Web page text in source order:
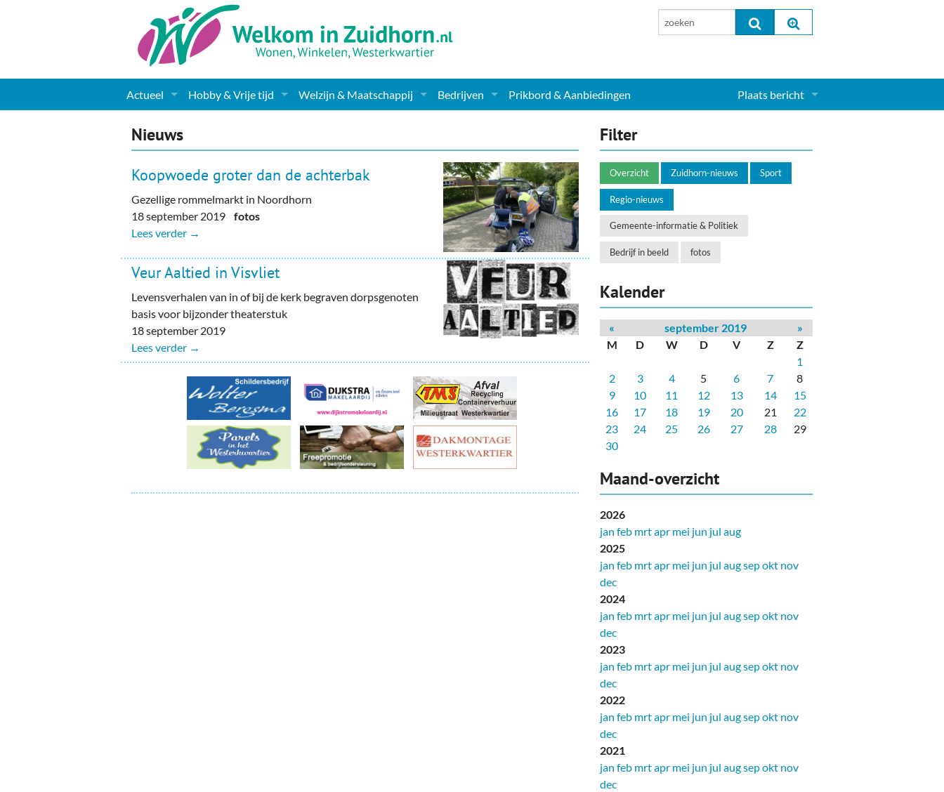
Actueel
Nieuws
Woningaanbod
Columns & Redactioneel
Hobby & Vrije tijd
Muziek
Welzijn & Maatschappij Bedrijven
Verzorging
Dieren & Tuin
Horeca & Uitgaan
Vervoer, Auto's & Fietsen
Wonen & Interieur
Financiën, Makelaars & Hypotheken
Diensten, Gemak & Zakelijk
(Ver) Bouw & Onderhoud
Prikbord & Aanbiedingen Plaats bericht
Nieuws
Koopwoede groter dan de achterbak
Gezellige rommelmarkt in Noordhorn
18 september 2019fotos
Lees verder →
Veur Aaltied in Visvliet
Levensverhalen van in of bij de kerk begraven dorpsgenoten
basis voor bijzonder theaterstuk
18 september 2019
Lees verder →
Filter
Overzicht Zuidhorn-nieuws Sport
Regio-nieuws
Gemeente-informatie & Politiek
Bedrijf in beeld fotos
Kalender
« september 2019
»
M
D W D V Z
Z
1
2
3 4 5 6 7
8
9
10 11 12 13 14
15
16
17 18 19 20 21
22
23
24 25 26 27 28
29
30
Maand-overzicht
2026
jan feb mrtapr mei jun jul aug
2025
jan feb mrtapr mei jun jul augsepokt nov
dec
2024
jan feb mrtapr mei jun jul augsepokt nov
dec
2023
jan feb mrtapr mei jun jul augsepokt nov
dec
2022
jan feb mrtapr mei jun jul augsepokt nov
dec
2021
jan feb mrtapr mei jun jul augsepokt nov
dec